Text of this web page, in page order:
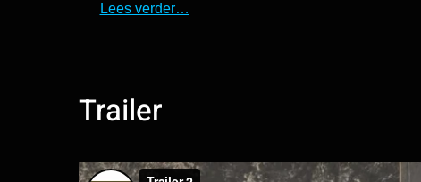
Lees verder…
Trailer